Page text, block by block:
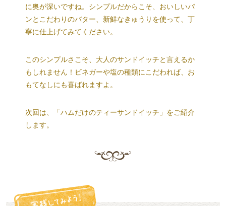
に奥が深いですね。シンプルだからこそ、おいしいパ
ンとこだわりのバター、新鮮なきゅうりを使って、丁
寧に仕上げてみてください。
このシンプルさこそ、大人のサンドイッチと言えるか
もしれません！ビネガーや塩の種類にこだわれば、お
もてなしにも喜ばれますよ。
次回は、「ハムだけのティーサンドイッチ」をご紹介
します。